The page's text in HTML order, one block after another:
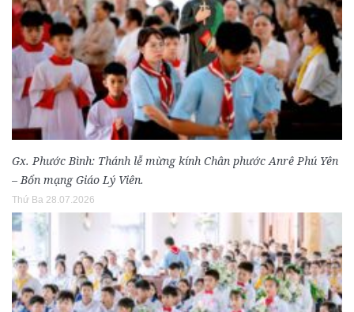
Gx. Phước Bình: Thánh lễ mừng kính Chân phước Anrê Phú Yên
– Bổn mạng Giáo Lý Viên.
Thứ Ba 28.07.2026